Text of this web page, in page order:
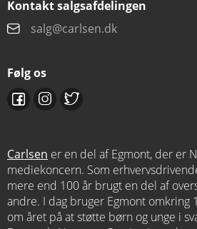
Kontakt salgsafdelingen
salg@carlsen.dk
Følg os
Carlsen er en del af Egmont, der er
mediekoncern. Som
mere end 100 år brugt en del af
andre. I dag bruger Egmont
om året på at støtte børn og unge i